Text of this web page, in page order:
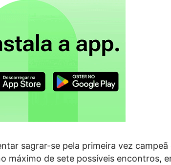
sagrar-se pela primeira vez campeã
máximo de sete possíveis encontros,